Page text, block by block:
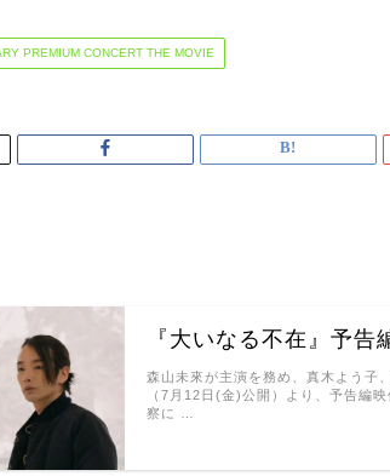
PREMIUM CONCERT THE MOVIE
『大いなる不在』予告
森山未來が主演を務め、真木よう子
（7月12日(金)公開）より、予告編
察に …